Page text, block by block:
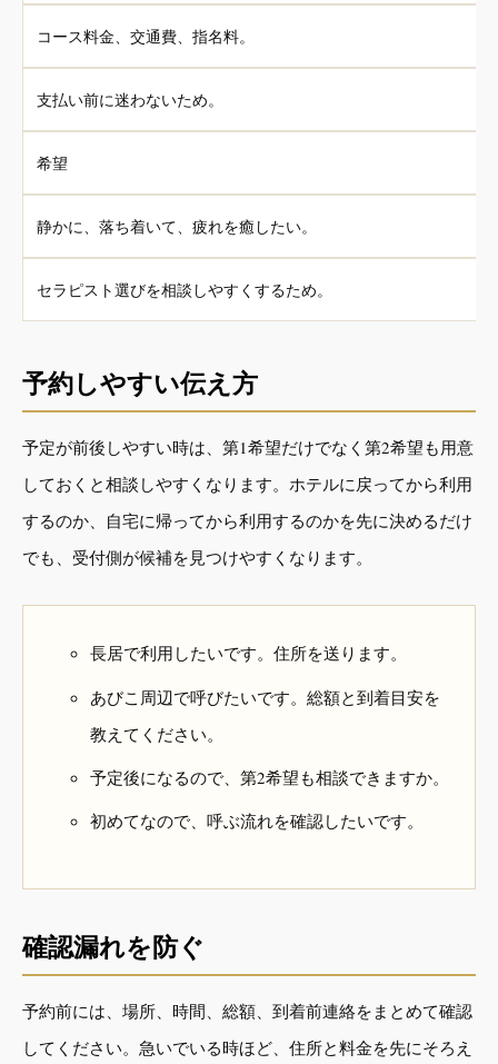
コース料金、交通費、指名料。
支払い前に迷わないため。
希望
静かに、落ち着いて、疲れを癒したい。
セラピスト選びを相談しやすくするため。
予約しやすい伝え方
予定が前後しやすい時は、第1希望だけでなく第2希望も用意
しておくと相談しやすくなります。ホテルに戻ってから利用
するのか、自宅に帰ってから利用するのかを先に決めるだけ
でも、受付側が候補を見つけやすくなります。
長居で利用したいです。住所を送ります。
あびこ周辺で呼びたいです。総額と到着目安を
教えてください。
予定後になるので、第2希望も相談できますか。
初めてなので、呼ぶ流れを確認したいです。
確認漏れを防ぐ
予約前には、場所、時間、総額、到着前連絡をまとめて確認
してください。急いでいる時ほど、住所と料金を先にそろえ